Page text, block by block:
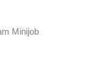
Minijob